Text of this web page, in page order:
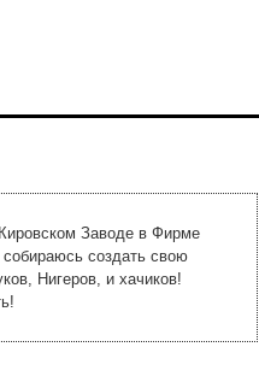
Заводе в Фирме
создать свою
Нигеров, и хачиков!